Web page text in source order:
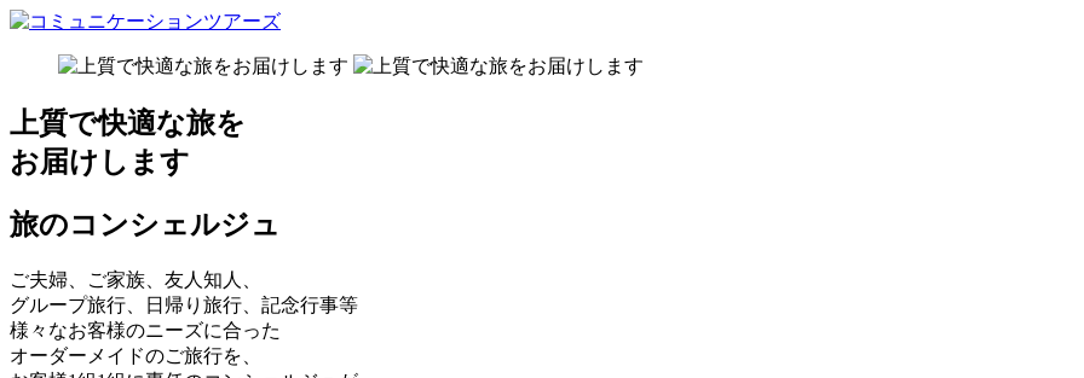
上質で快適な旅を
お届けします
旅のコンシェルジュ
ご夫婦、ご家族、友人知人、
グループ旅行、日帰り旅行、記念行事等
様々なお客様のニーズに合った
オーダーメイドのご旅行を、